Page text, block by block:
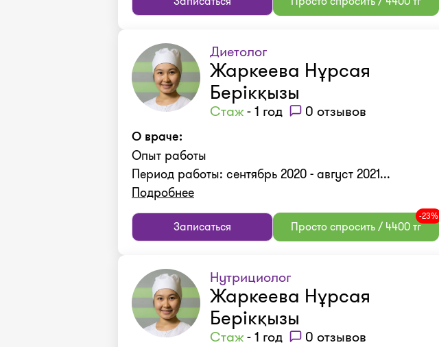
Диетолог
Жаркеева Нұрсая
Берікқызы
Стаж- 1 год 0 отзывов
О враче:
Опыт работы
Период работы: сентябрь 2020 - август 2021...
Подробнее
Записаться Просто спросить / 4400 тг
-23%
Нутрициолог
Жаркеева Нұрсая
Берікқызы
Стаж- 1 год 0 отзывов